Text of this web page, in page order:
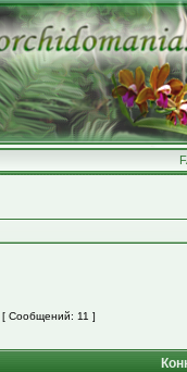
[ Сообщений: 11 ]